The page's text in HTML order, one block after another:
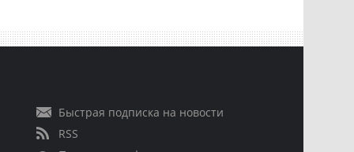
Быстрая подписка на новости
RSS